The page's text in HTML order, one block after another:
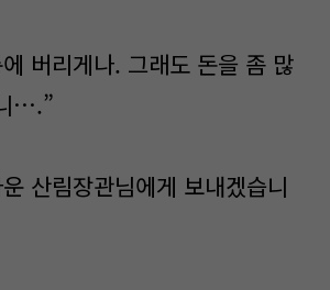
버리게나. 그래도 돈을 좀 많
….”
산림장관님에게 보내겠습니